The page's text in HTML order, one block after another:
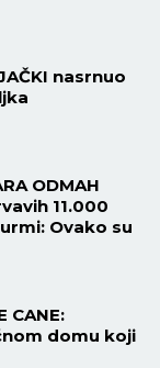
nasrnuo
ODMAH
11.000
Ovako su
CANE:
domu koji